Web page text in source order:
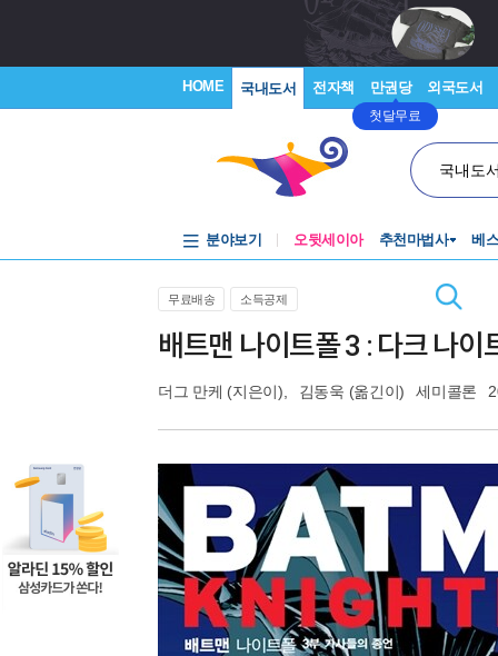
HOME 국내도서 전자책 만권당
첫달무료
외국도서
국내도
분야보기 오뒷세이아 추천마법사 베
무료배송 소득공제
배트맨 나이트폴 3 : 다크 나이
더그 만케 (지은이), 김동욱 (옮긴이) 세미콜론